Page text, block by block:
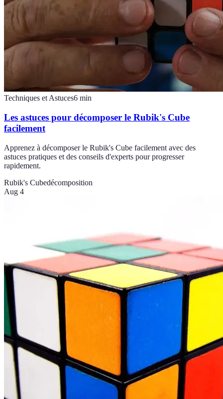
Techniques et Astuces6 min
Les astuces pour décomposer le Rubik's Cube
facilement
Apprenez à décomposer le Rubik's Cube facilement avec des
astuces pratiques et des conseils d'experts pour progresser
rapidement.
Rubik's Cubedécomposition
Aug 4